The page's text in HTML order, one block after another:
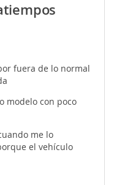
fuera de lo normal
modelo con poco
me lo
el vehículo